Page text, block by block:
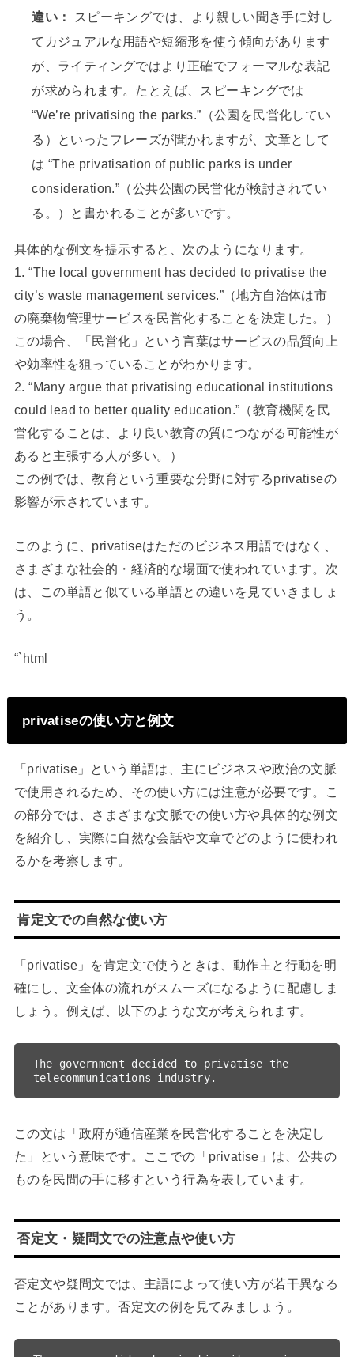
違い：
スピーキングでは、より親しい聞き手に対し
てカジュアルな用語や短縮形を使う傾向があります
が、ライティングではより正確でフォーマルな表記
が求められます。たとえば、スピーキングでは
“We’re privatising the parks.”（公園を民営化してい
る）といったフレーズが聞かれますが、文章として
は “The privatisation of public parks is under
consideration.”（公共公園の民営化が検討されてい
る。）と書かれることが多いです。
具体的な例文を提示すると、次のようになります。
1. “The local government has decided to privatisе the
city’s waste management services.”（地方自治体は市
の廃棄物管理サービスを民営化することを決定した。）
この場合、「民営化」という言葉はサービスの品質向上
や効率性を狙っていることがわかります。
2. “Many argue that privatising educational institutions
could lead to better quality education.”（教育機関を民
営化することは、より良い教育の質につながる可能性が
あると主張する人が多い。）
この例では、教育という重要な分野に対するprivatiseの
影響が示されています。
このように、privatiseはただのビジネス用語ではなく、
さまざまな社会的・経済的な場面で使われています。次
は、この単語と似ている単語との違いを見ていきましょ
う。
“`html
privatiseの使い方と例文
「privatise」という単語は、主にビジネスや政治の文脈
で使用されるため、その使い方には注意が必要です。こ
の部分では、さまざまな文脈での使い方や具体的な例文
を紹介し、実際に自然な会話や文章でどのように使われ
るかを考察します。
肯定文での自然な使い方
「privatise」を肯定文で使うときは、動作主と行動を明
確にし、文全体の流れがスムーズになるように配慮しま
しょう。例えば、以下のような文が考えられます。
The government decided to privatise the
この文は「政府が通信産業を民営化することを決定し
た」という意味です。ここでの「privatise」は、公共の
ものを民間の手に移すという行為を表しています。
否定文・疑問文での注意点や使い方
否定文や疑問文では、主語によって使い方が若干異なる
ことがあります。否定文の例を見てみましょう。